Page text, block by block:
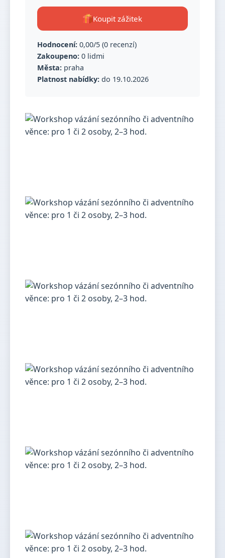
Koupit zážitek
Hodnocení: 0,00/5 (0 recenzí)
Zakoupeno: 0 lidmi
Města: praha
Platnost nabídky: do 19.10.2026